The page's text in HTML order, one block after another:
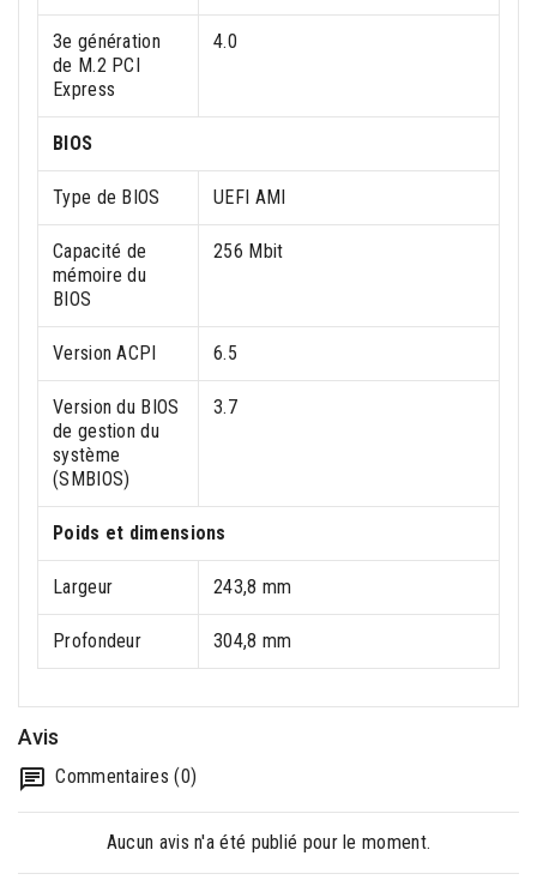
3e génération
de M.2 PCI
Express
4.0
BIOS
Type de BIOS UEFI AMI
Capacité de
mémoire du
BIOS
256 Mbit
Version ACPI 6.5
Version du BIOS
de gestion du
système
(SMBIOS)
3.7
Poids et dimensions
Largeur 243,8 mm
Profondeur 304,8 mm
Avis
Commentaires (0)
Aucun avis n'a été publié pour le moment.